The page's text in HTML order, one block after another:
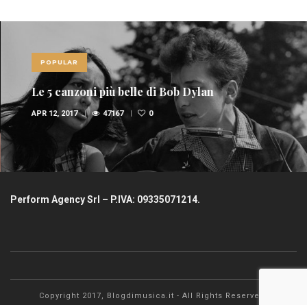
POPULAR
Le 5 canzoni più belle di Bob Dylan
APR 12, 2017 47167 0
Perform Agency Srl – P.IVA: 09335071214.
Copyright 2017, Blogdimusica.it - All Rights Reserved.